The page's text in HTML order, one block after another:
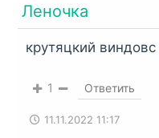
Леночка
крутяцкий
1 Ответить
11.11.2022 11:17